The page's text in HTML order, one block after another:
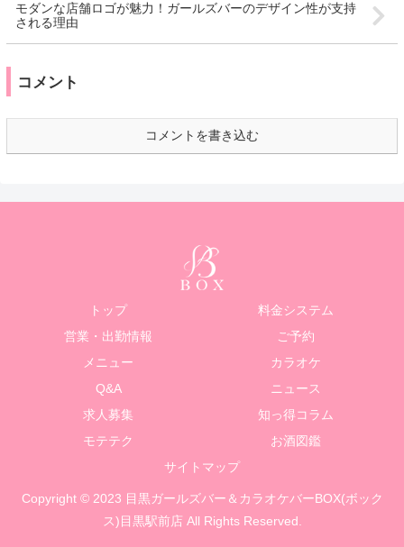
モダンな店舗ロゴが魅力！ガールズバーのデザイン性が支持
される理由
コメント
コメントを書き込む
トップ
料金システム
営業・出勤情報
ご予約
メニュー
カラオケ
Q&A
ニュース
求人募集
知っ得コラム
モテテク
お酒図鑑
サイトマップ
Copyright © 2023 目黒ガールズバー＆カラオケバーBOX(ボック
ス)目黒駅前店 All Rights Reserved.